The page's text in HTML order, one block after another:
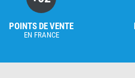
POINTS DE VENTE
EN FRANCE